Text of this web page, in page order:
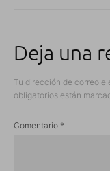
Deja una
Tu dirección de correo
obligatorios están
Comentario *